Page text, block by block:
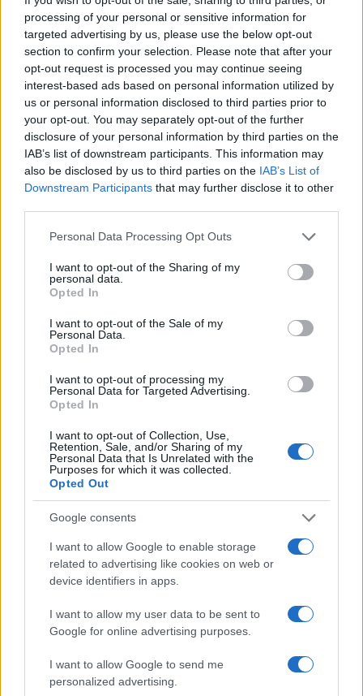
processing of your personal or sensitive information for
targeted advertising by us, please use the below opt-out
section to confirm your selection. Please note that after your
opt-out request is processed you may continue seeing
interest-based ads based on personal information utilized by
us or personal information disclosed to third parties prior to
your opt-out. You may separately opt-out of the further
disclosure of your personal information by third parties on the
IAB’s list of downstream participants. This information may
also be disclosed by us to third parties on the IAB’s List of
Downstream Participants that may further disclose it to other
Please note that this website/app uses one or more Google
not limited to your visit or usage behaviour. You may click to
grant or deny consent to Google and its third-party tags to
use your data for below specified purposes in below Google
consent section.
Personal Data Processing Opt Outs
I want to opt-out of the Sharing of my
personal data.
Opted In
I want to opt-out of the Sale of my
Personal Data.
Opted In
I want to opt-out of processing my
Personal Data for Targeted Advertising.
Opted In
I want to opt-out of Collection, Use,
Retention, Sale, and/or Sharing of my
Personal Data that Is Unrelated with the
Purposes for which it was collected.
Opted Out
Google consents
I want to allow Google to enable storage
related to advertising like cookies on web or
device identifiers in apps.
I want to allow my user data to be sent to
Google for online advertising purposes.
I want to allow Google to send me
personalized advertising.
Országos hírek
A lakosságra is fontos szerep hárul a
szúnyoginvázió elkerülésében
Országos hírek
Itt az ÉVOSZ megoldása a hőhullámok és
Országos hírek
Miért éri meg Afrikában utat építeni?
Kihívások labirintusában
Országos hírek
felhasználta az emberiség a Föld egész
évre elegendő erőforrásait
HÍRLEVÉL
E-mail cím